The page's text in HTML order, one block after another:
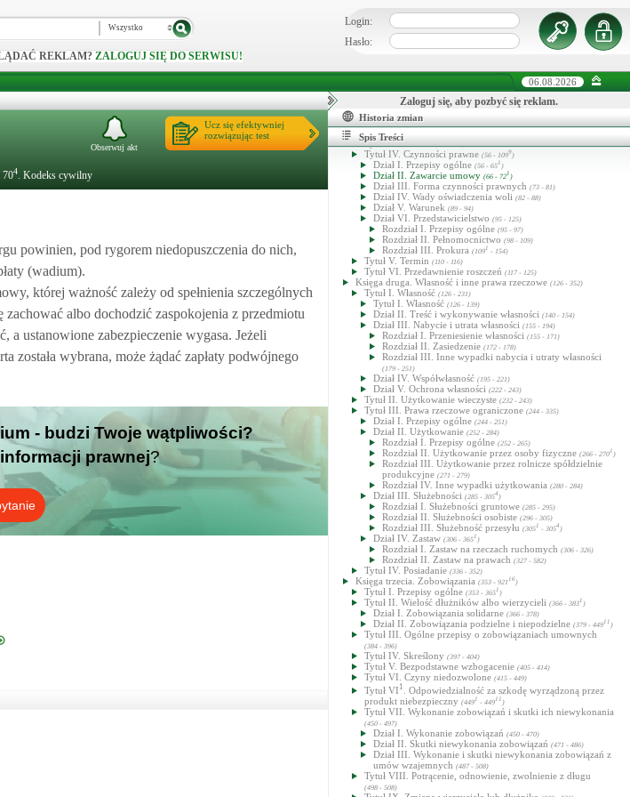
Wszystko
REKLAM? ZALOGUJ SIĘ DO SERWISU!
Login:
Hasło:
06.08.2026
704. Kodeks cywilny
Ucz się efektywniej
rozwiązując test
Obserwuj akt
powinien, pod rygorem niedopuszczenia do nich,
(wadium).
której ważność zależy od spełnienia szczególnych
albo dochodzić zaspokojenia z przedmiotu
a ustanowione zabezpieczenie wygasa. Jeżeli
została wybrana, może żądać zapłaty podwójnego
- budzi Twoje wątpliwości?
informacji prawnej?
Zaloguj się, aby pozbyć się reklam.
Historia zmian
Spis Treści
Kodeks cywilny
Księga pierwsza. Część ogólna
Tytuł I. Przepisy wstępne(1 - 7)
(8 - 32)
Rozdział I. Zdolność prawna i zdolność do czynności
prawnych(8 - 24)
Rozdział II. Miejsce zamieszkania (25 - 28)
Rozdział III. Uznanie za zmarłego
Dział II. Osoby prawne
Dział III. Przedsiębiorcy i ich oznaczenia
Tytuł III. Mienie(44 - 55 )
Tytuł IV. Czynności prawne (56 - 1099)
Dział I. Przepisy ogólne (56 - 651 )
Dział II. Zawarcie umowy (66 - 721 )
Dział III. Forma czynności prawnych (73 - 81)
Dział IV. Wady oświadczenia woli (82 - 88)
Dział V. Warunek (89 - 94)
Dział VI. Przedstawicielstwo (95 - 125)
Rozdział I. Przepisy ogólne (95 - 97)
Rozdział II. Pełnomocnictwo (98 - 109)
Rozdział III. Prokura (1091 - 154)
Tytuł V. Termin (110 - 116)
Tytuł VI. Przedawnienie roszczeń (117 - 125)
Księga druga. Własność i inne prawa rzeczowe (126 - 352)
Tytuł I. Własność (126 - 231)
Tytuł I. Własność (126 - 139)
Dział II. Treść i wykonywanie własności (140 - 154)
Dział III. Nabycie i utrata własności (155 - 194)
Rozdział I. Przeniesienie własności (155 - 171)
Rozdział II. Zasiedzenie (172 - 178)
Rozdział III. Inne wypadki nabycia i utraty własności
(179 - 251)
Dział IV. Współwłasność (195 - 221)
Dział V. Ochrona własności (222 - 243)
Tytuł II. Użytkowanie wieczyste (232 - 243)
Tytuł III. Prawa rzeczowe ograniczone (244 - 335)
Dział I. Przepisy ogólne (244 - 251)
Dział II. Użytkowanie (252 - 284)
Rozdział I. Przepisy ogólne (252 - 265)
Rozdział II. Użytkowanie przez osoby fizyczne (266 - 2701 )
Rozdział III. Użytkowanie przez rolnicze spółdzielnie
produkcyjne (271 - 279)
Rozdział IV. Inne wypadki użytkowania (280 - 284)
Dział III. Służebności (285 - 3054 )
Rozdział I. Służebności gruntowe (285 - 295)
Rozdział II. Służebności osobiste (296 - 305)
Rozdział III. Służebność przesyłu (3051 - 3054 )
Dział IV. Zastaw (306 - 3651 )
Rozdział I. Zastaw na rzeczach ruchomych (306 - 326)
Rozdział II. Zastaw na prawach (327 - 582)
Tytuł IV. Posiadanie (336 - 352)
Księga trzecia. Zobowiązania (353 - 921 16 )
Tytuł I. Przepisy ogólne (353 - 3651 )
Tytuł II. Wielość dłużników albo wierzycieli (366 - 3831 )
Dział I. Zobowiązania solidarne (366 - 378)
Dział II. Zobowiązania podzielne i niepodzielne (379 - 44911 )
Tytuł III. Ogólne przepisy o zobowiązaniach umownych
(384 - 396)
Tytuł IV. Skreślony (397 - 404)
Tytuł V. Bezpodstawne wzbogacenie (405 - 414)
Tytuł VI. Czyny niedozwolone (415 - 449)
Tytuł VI 1
. Odpowiedzialność za szkodę wyrządzoną przez
produkt niebezpieczny (4491 - 44911 )
Tytuł VII. Wykonanie zobowiązań i skutki ich niewykonania
(450 - 497)
Dział I. Wykonanie zobowiązań (450 - 470)
Dział II. Skutki niewykonania zobowiązań (471 - 486)
Dział III. Wykonanie i skutki niewykonania zobowiązań z
umów wzajemnych (487 - 508)
Tytuł VIII. Potrącenie, odnowienie, zwolnienie z długu
(498 - 508)